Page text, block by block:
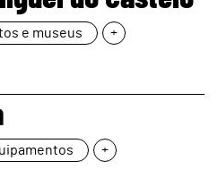
e museus +
+